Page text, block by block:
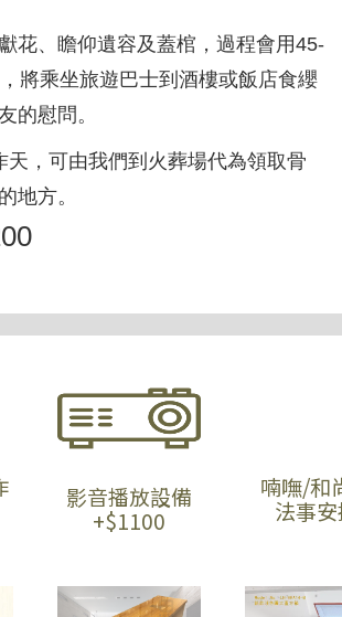
花、瞻仰遺容及蓋棺，過程會用45-
將乘坐旅遊巴士到酒樓或飯店食纓
的慰問。
天，可由我們到火葬場代為領取骨
地方。
影音播放設備
+$1100
喃嘸/和
法事